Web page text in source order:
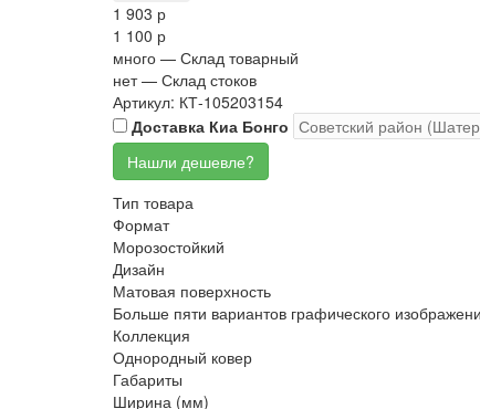
1 903 р
1 100 р
много — Склад товарный
нет — Склад стоков
Артикул: КТ-105203154
Доставка Киа Бонго
Тип товара
Формат
Морозостойкий
Дизайн
Матовая поверхность
Больше пяти вариантов графического
Коллекция
Однородный ковер
Габариты
Ширина (мм)